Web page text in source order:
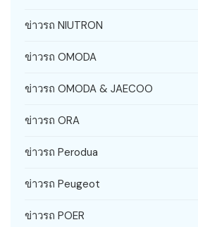
ข่าวรถ NIUTRON
ข่าวรถ OMODA
ข่าวรถ OMODA & JAECOO
ข่าวรถ ORA
ข่าวรถ Perodua
ข่าวรถ Peugeot
ข่าวรถ POER